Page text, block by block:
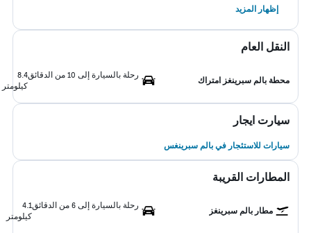
إظهار المزيد
النقل العام
محطة بالم سبرينغز امتراك
رحلة بالسيارة إلى 10 من الدقائق
8.4
كيلومتر
سيارت ايجار
سيارات للاستئجار في بالم سبرينغس
المطارات القريبة
مطار بالم سبرينغز
رحلة بالسيارة إلى 6 من الدقائق
4.1
كيلومتر